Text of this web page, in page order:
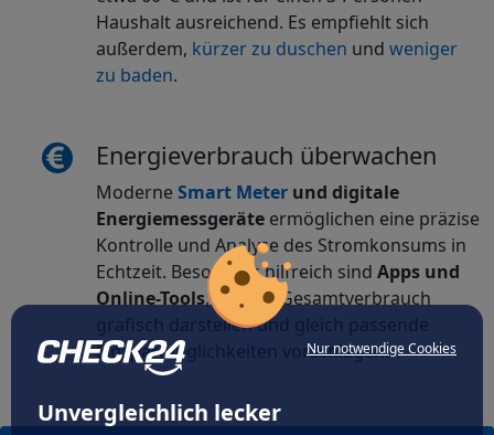
Nur notwendige Cookies
Unvergleichlich lecker
Haushalt ausreichend. Es empfiehlt sich
außerdem, kürzer zu duschen und weniger
zu baden.
Energieverbrauch überwachen
Moderne Smart Meterund digitale
Energiemessgeräteermöglichen eine präzise
Kontrolle und Analyse des Stromkonsums in
Echtzeit. Besonders hilfreich sind Apps und
Online-Tools, die den Gesamtverbrauch
grafisch darstellen und gleich passende
Einsparmöglichkeiten vorschlagen.